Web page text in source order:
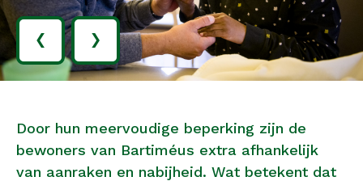
‹ ›
Door hun meervoudige beperking zijn de
bewoners van Bartiméus extra afhankelijk
van aanraken en nabijheid. Wat betekent dat